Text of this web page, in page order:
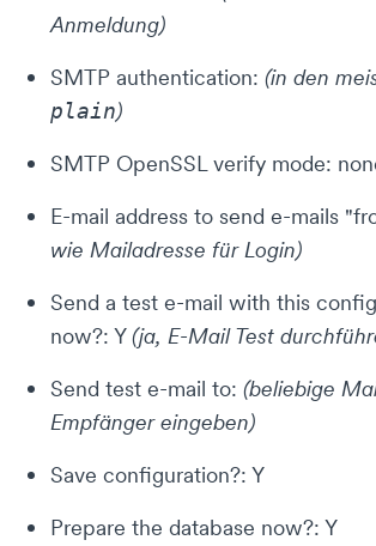
Anmeldung)
SMTP authentication: (in den
plain)
SMTP OpenSSL verify mode:
E-mail address to send e-mails
wie Mailadresse für Login)
Send a test e-mail with this
now?: Y(ja, E-Mail Test
Send test e-mail to: (beliebige
Empfänger eingeben)
Save configuration?: Y
Prepare the database now?: Y